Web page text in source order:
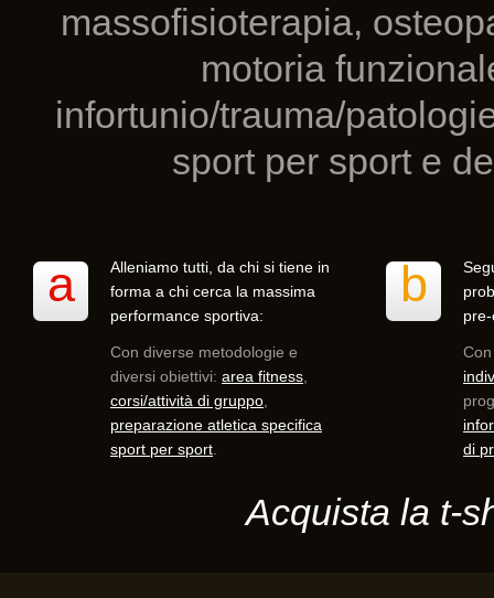
massofisioterapia,
motoria
infortunio/trauma/
sport per sport e
a
Alleniamo tutti, da chi si tiene in
forma a chi cerca la massima
performance sportiva:
Con diverse metodologie e
diversi obiettivi: area fitness
corsi/attività di gruppo
preparazione atletica specifica
sport per sport
b
di
Acquista la t-